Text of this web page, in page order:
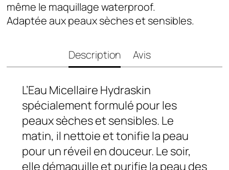
même le maquillage waterproof.
Adaptée aux peaux sèches et sensibles.
Description Avis
L’Eau Micellaire Hydraskin
spécialement formulé pour les
peaux sèches et sensibles. Le
matin, il nettoie et tonifie la peau
pour un réveil en douceur. Le soir,
elle démaquille et purifie la peau des